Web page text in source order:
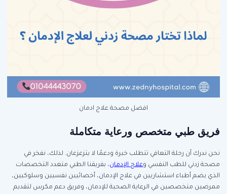
افضل مصحة علاج ادمان
فريق طبي متخصص ورعاية متكاملة
نحن ندرك أن رحلة التعافي تتطلب خبرة ودعمًا لا يتزعزعان. لذلك، نفخر في
مصحة زدني للطب النفسي وعلاج الإدمان، بفريقنا الطبي متعدد التخصصات
الذي يضم أطباء استشاريين في علاج الإدمان، أخصائيين نفسيين وسلوكيين،
ممرضين متخصصين في الرعاية الصحية للإدمان، وفريق دعم مكرس لتقديم